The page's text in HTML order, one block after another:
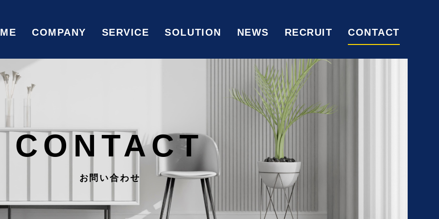
COMPANY SERVICE SOLUTION NEWS RECRUIT CONTACT
CONTACT
お問い合わせ